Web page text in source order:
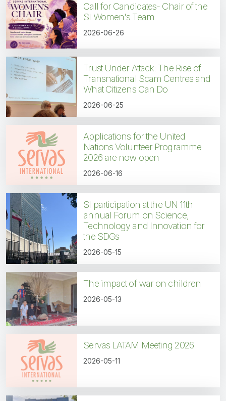
Call for Candidates- Chair of the
SI Women's Team
2026-06-26
Trust Under Attack: The Rise of
Transnational Scam Centres and
What Citizens Can Do
2026-06-25
Applications for the United
Nations Volunteer Programme
2026 are now open
2026-06-16
SI participation at the UN 11th
annual Forum on Science,
Technology and Innovation for
the SDGs
2026-05-15
The impact of war on children
2026-05-13
Servas LATAM Meeting 2026
2026-05-11